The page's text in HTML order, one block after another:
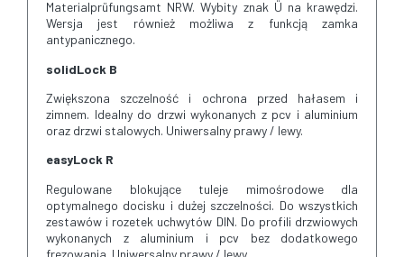
Materialprüfungsamt NRW. Wybity znak Ü na krawędzi.
Wersja jest również możliwa z funkcją zamka
antypanicznego.
solidLock B
Zwiększona szczelność i ochrona przed hałasem i
zimnem. Idealny do drzwi wykonanych z pcv i aluminium
oraz drzwi stalowych. Uniwersalny prawy / lewy.
easyLock R
Regulowane blokujące tuleje mimośrodowe dla
optymalnego docisku i dużej szczelności. Do wszystkich
zestawów i rozetek uchwytów DIN. Do profili drzwiowych
wykonanych z aluminium i pcv bez dodatkowego
frezowania. Uniwersalny prawy / lewy.